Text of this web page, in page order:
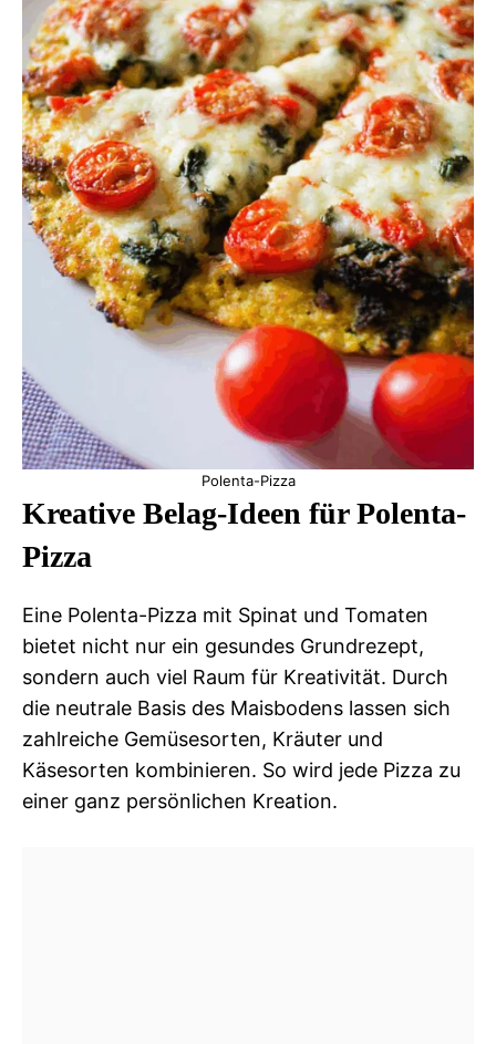
Polenta-Pizza
Kreative Belag-Ideen für Polenta-
Pizza
Eine Polenta-Pizza mit Spinat und Tomaten
bietet nicht nur ein gesundes Grundrezept,
sondern auch viel Raum für Kreativität. Durch
die neutrale Basis des Maisbodens lassen sich
zahlreiche Gemüsesorten, Kräuter und
Käsesorten kombinieren. So wird jede Pizza zu
einer ganz persönlichen Kreation.